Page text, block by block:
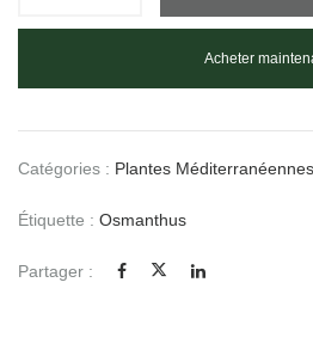
Acheter
Catégories : Plantes Méditerranéennes
Étiquette : Osmanthus
Partager :